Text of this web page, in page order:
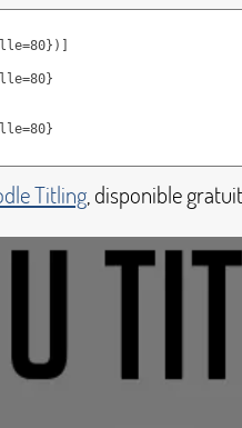
Titling, disponible